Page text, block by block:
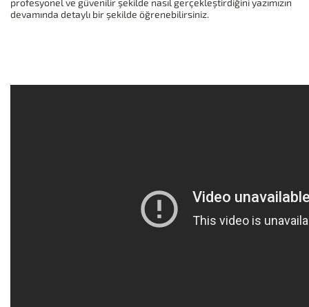
devamında detaylı bir şekilde öğrenebilirsiniz.